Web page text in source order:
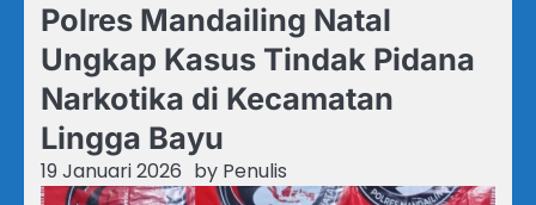
Polres Mandailing Natal
Ungkap Kasus Tindak Pidana
Narkotika di Kecamatan
Lingga Bayu
19 Januari 2026 by Penulis